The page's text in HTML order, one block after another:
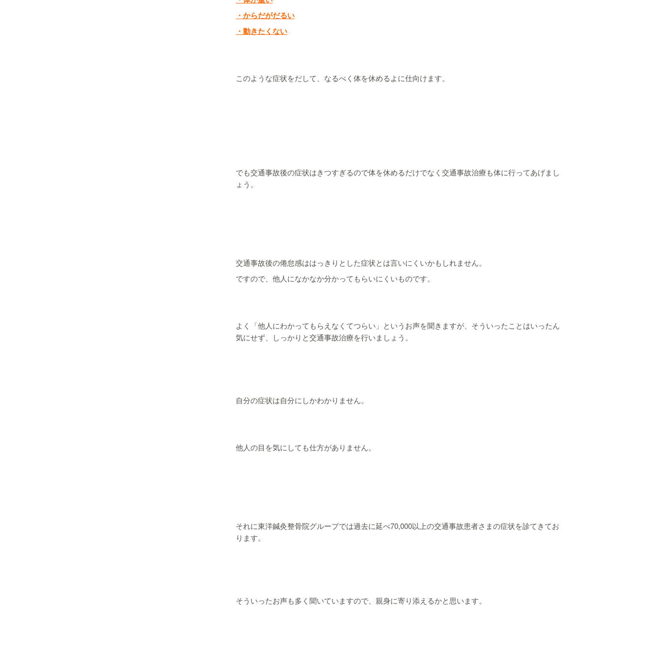
・からだがだるい
・動きたくない
このような症状をだして、なるべく体を休めるよに仕向けます。
でも交通事故後の症状はきつすぎるので体を休めるだけでなく交通事故治療も体に行ってあげまし
ょう。
交通事故後の倦怠感ははっきりとした症状とは言いにくいかもしれません。
ですので、他人になかなか分かってもらいにくいものです。
よく「他人にわかってもらえなくてつらい」というお声を聞きますが、そういったことはいったん
気にせず、しっかりと交通事故治療を行いましょう。
自分の症状は自分にしかわかりません。
他人の目を気にしても仕方がありません。
それに東洋鍼灸整骨院グループでは過去に延べ70,000以上の交通事故患者さまの症状を診てきてお
ります。
そういったお声も多く聞いていますので、親身に寄り添えるかと思います。